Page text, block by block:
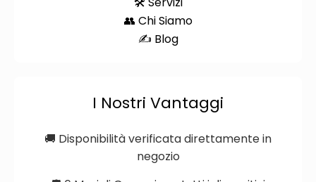
👥 Chi Siamo
✍️ Blog
I Nostri Vantaggi
🚚 Disponibilità verificata direttamente in
negozio